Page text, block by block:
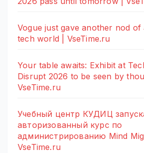
Vogue just gave another nod
tech world | VseTime.ru
Your table awaits: Exhibit at
Disrupt 2026 to be seen by
VseTime.ru
Учебный центр КУДИЦ
авторизованный курс по
администрированию Mind
VseTime.ru